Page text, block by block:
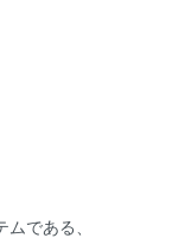
である、